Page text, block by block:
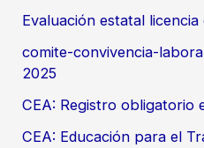
Evaluación estatal
comite-convivencia-
2025
CEA: Registro obligatorio
CEA: Educación para el